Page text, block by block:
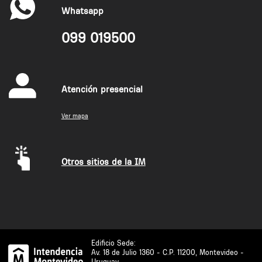
Whatsapp
099 019500
Atención presencial
Ver mapa
Otros sitios de la IM
Edificio Sede:
Av. 18 de Julio 1360 - C.P. 11200, Montevideo -